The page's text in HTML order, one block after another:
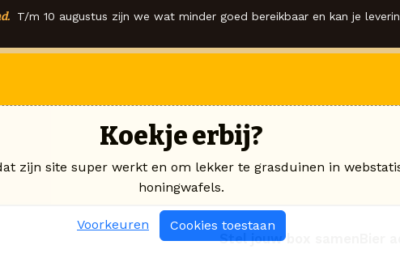
T/m 10 augustus zijn we wat minder goed bereikbaar en kan je
Stel jouw box samen
Koekje erbij?
zijn site super werkt en om lekker te grasduinen in
honingwafels.
Voorkeuren Cookies toestaan